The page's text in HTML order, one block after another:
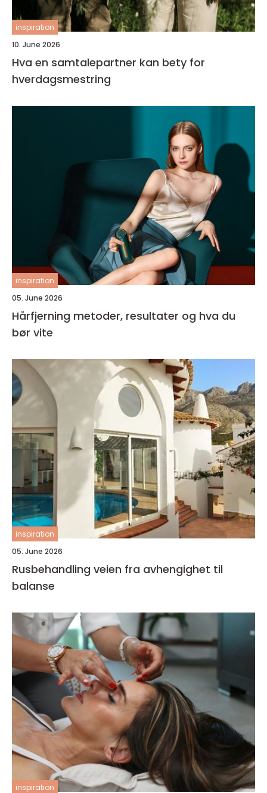
inspiration
10. June 2026
Hva en samtalepartner kan bety for
hverdagsmestring
inspiration
05. June 2026
Hårfjerning metoder, resultater og hva du
bør vite
inspiration
05. June 2026
Rusbehandling veien fra avhengighet til
balanse
inspiration